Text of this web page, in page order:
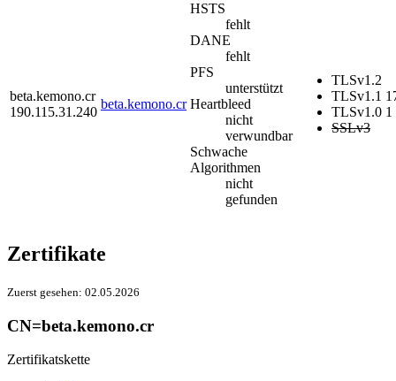
beta.kemono.cr
190.115.31.240
beta.kemono.cr
HSTS
fehlt
DANE
fehlt
PFS
unterstützt
Heartbleed
nicht
verwundbar
Schwache
Algorithmen
nicht
gefunden
TLSv1.2
TLSv1.1
TLSv1.0
SSLv3
1
Zertifikate
Zuerst gesehen: 02.05.2026
CN=beta.kemono.cr
Zertifikatskette